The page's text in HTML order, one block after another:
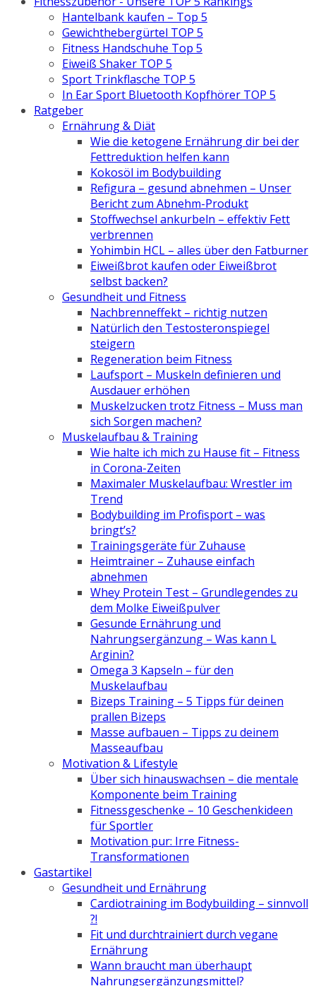
Hantelbank kaufen – Top 5
Gewichthebergürtel TOP 5
Fitness Handschuhe Top 5
Eiweiß Shaker TOP 5
Sport Trinkflasche TOP 5
In Ear Sport Bluetooth Kopfhörer TOP 5
Ratgeber
Ernährung & Diät
Wie die ketogene Ernährung dir bei der
Fettreduktion helfen kann
Kokosöl im Bodybuilding
Refigura – gesund abnehmen – Unser
Bericht zum Abnehm-Produkt
Stoffwechsel ankurbeln – effektiv Fett
verbrennen
Yohimbin HCL – alles über den Fatburner
Eiweißbrot kaufen oder Eiweißbrot
selbst backen?
Gesundheit und Fitness
Nachbrenneffekt – richtig nutzen
Natürlich den Testosteronspiegel
steigern
Regeneration beim Fitness
Laufsport – Muskeln definieren und
Ausdauer erhöhen
Muskelzucken trotz Fitness – Muss man
sich Sorgen machen?
Muskelaufbau & Training
Wie halte ich mich zu Hause fit – Fitness
in Corona-Zeiten
Maximaler Muskelaufbau: Wrestler im
Trend
Bodybuilding im Profisport – was
bringt’s?
Trainingsgeräte für Zuhause
Heimtrainer – Zuhause einfach
abnehmen
Whey Protein Test – Grundlegendes zu
dem Molke Eiweißpulver
Gesunde Ernährung und
Nahrungsergänzung – Was kann L
Arginin?
Omega 3 Kapseln – für den
Muskelaufbau
Bizeps Training – 5 Tipps für deinen
prallen Bizeps
Masse aufbauen – Tipps zu deinem
Masseaufbau
Motivation & Lifestyle
Über sich hinauswachsen – die mentale
Komponente beim Training
Fitnessgeschenke – 10 Geschenkideen
für Sportler
Motivation pur: Irre Fitness-
Transformationen
Gastartikel
Gesundheit und Ernährung
Cardiotraining im Bodybuilding – sinnvoll
?!
Fit und durchtrainiert durch vegane
Ernährung
Wann braucht man überhaupt
Nahrungsergänzungsmittel?